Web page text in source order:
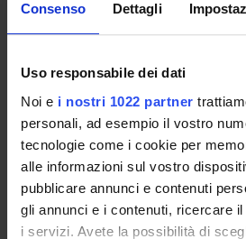
Consenso Dettagli
Uso responsabile dei dati
Noi e i nostri 1022 partner
personali, ad esempio il vostro
tecnologie come i cookie per
alle informazioni sul vostro
pubblicare annunci e contenuti
gli annunci e i contenuti, ricercare
i servizi. Avete la possibilità di
potrai ricevere notifica di tutti gli
della tua segreteria via mail e anche
MYUNIVR
Presentazione
Come iscriversi
Insegnamenti
Calendario didattico